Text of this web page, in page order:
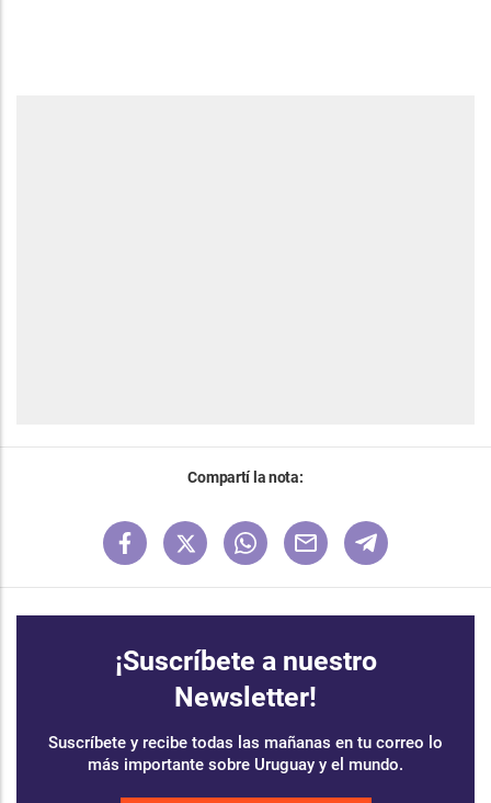
Compartí la nota:
¡Suscríbete a nuestro
Newsletter!
Suscríbete y recibe todas las mañanas en tu correo lo
más importante sobre Uruguay y el mundo.